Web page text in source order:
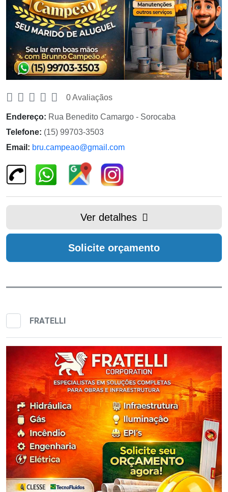
0 Avaliaçãos
Endereço: Rua Benedito Camargo - Sorocaba
Telefone: (15) 99703-3503
Email: bru.campeao@gmail.com
Ver detalhes
Solicite orçamento
FRATELLI